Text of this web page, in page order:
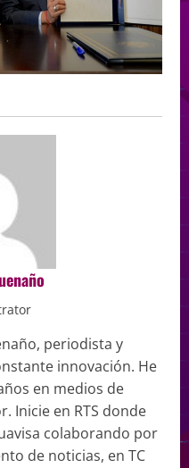
periodista y
innovación. He
en medios de
Inicie en RTS donde
colaborando por
de noticias, en TC